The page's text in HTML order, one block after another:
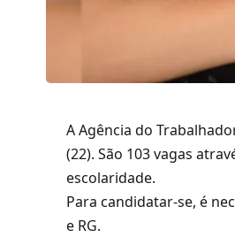
A Agência do
(22). São 103 vagas
escolaridade.
Para candidatar-se, é
e RG.